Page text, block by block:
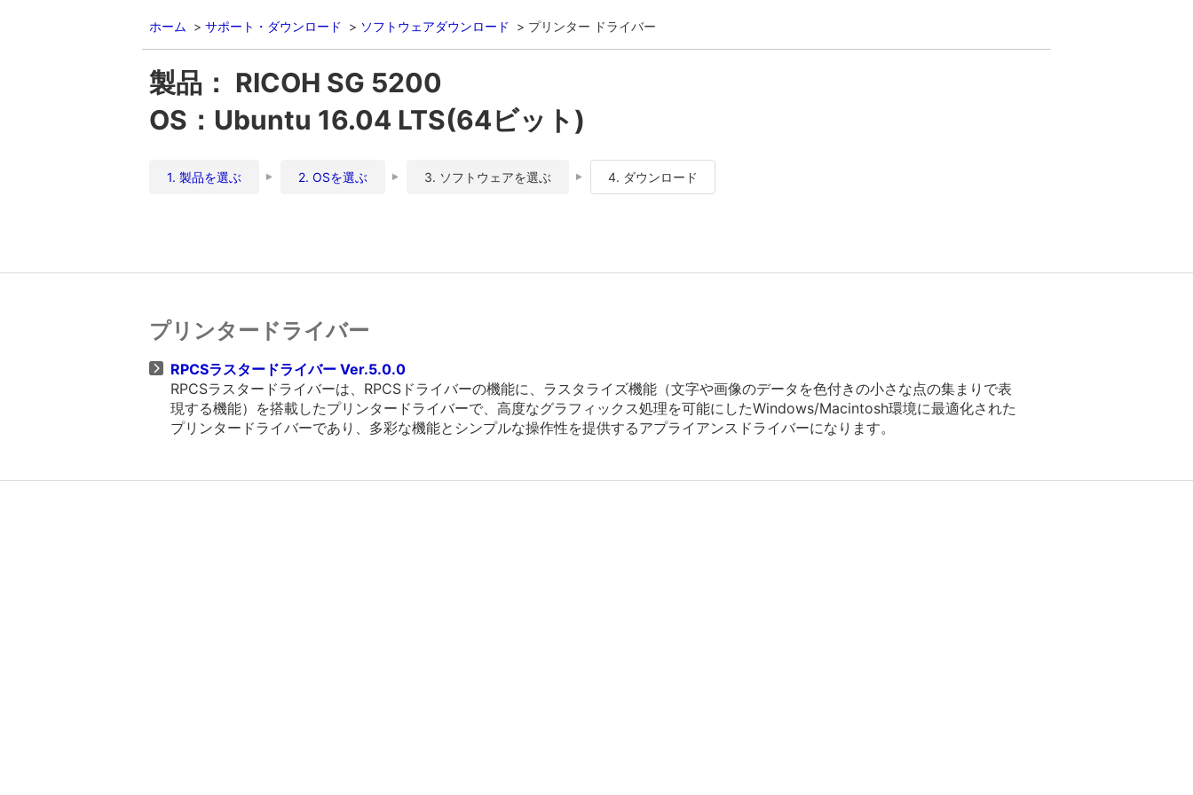
ホーム サポート・ダウンロード ソフトウェアダウンロード プリンター ドライバー
製品： RICOH SG 5200
OS：Ubuntu 16.04 LTS(64ビット)
1. 製品を選ぶ 2. OSを選ぶ 3. ソフトウェアを選ぶ 4. ダウンロード
プリンタードライバー
RPCSラスタードライバー Ver.5.0.0
RPCSラスタードライバーは、RPCSドライバーの機能に、ラスタライズ機能（文字や画像のデータを色付きの小さな点の集まりで表
現する機能）を搭載したプリンタードライバーで、高度なグラフィックス処理を可能にしたWindows/Macintosh環境に最適化された
プリンタードライバーであり、多彩な機能とシンプルな操作性を提供するアプライアンスドライバーになります。